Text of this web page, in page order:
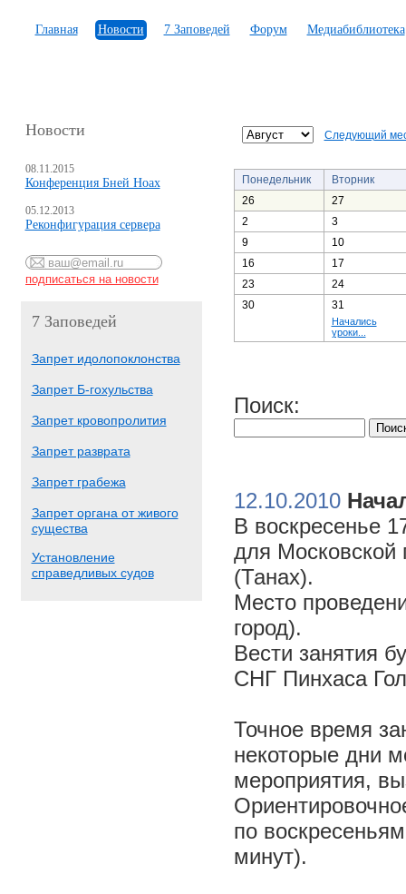
Главная Новости 7 Заповедей Форум Медиабиблиотека
Новости
08.11.2015
Конференция Бней Ноах
05.12.2013
Реконфигурация сервера
7 Заповедей
Запрет идолопоклонства
Запрет Б-гохульства
Запрет кровопролития
Запрет разврата
Запрет грабежа
Запрет органа от живого
существа
Установление
справедливых судов
Следующий
Понедельник
Вторник
26
27
2
3
9
10
16
17
23
24
30
31
Начались
уроки...
Поиск:
12.10.2010
В воскресенье
для Московской
(Танах).
Место
город).
Вести занятия
СНГ Пинхаса
Точное время
некоторые дни
мероприятия,
по
минут).